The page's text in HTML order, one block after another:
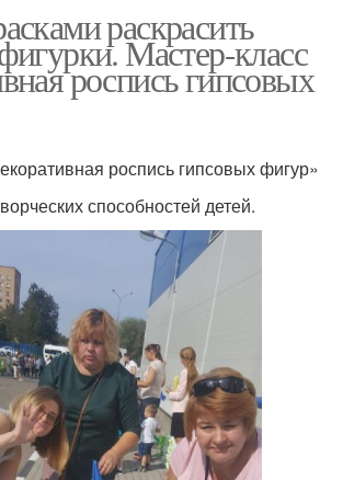
раскрасить
Мастер-класс
роспись гипсовых
роспись гипсовых фигур»
способностей детей.